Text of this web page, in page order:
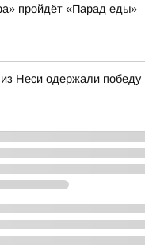
пройдёт «Парад еды»
Неси одержали победу